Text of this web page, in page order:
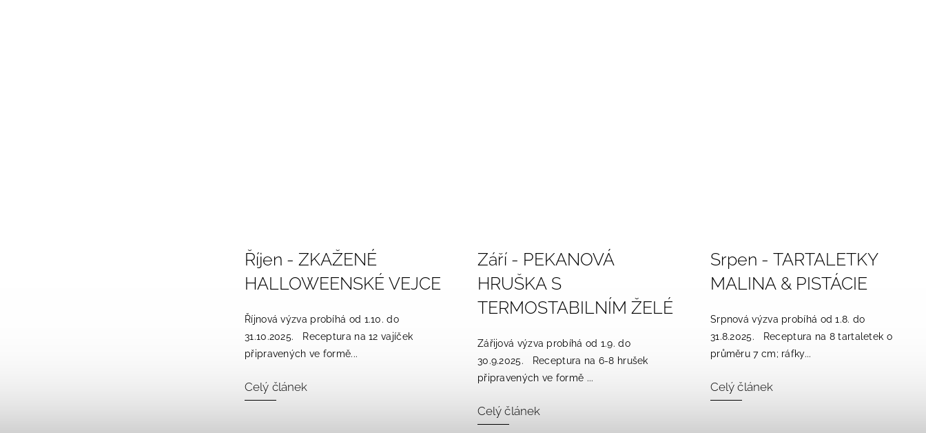
Říjen - ZKAŽENÉ
HALLOWEENSKÉ VEJCE
Říjnová výzva probíhá od 1.10. do
31.10.2025. Receptura na 12 vajíček
připravených ve formě...
Celý článek
Září - PEKANOVÁ
HRUŠKA S
TERMOSTABILNÍM ŽELÉ
Zářijová výzva probíhá od 1.9. do
30.9.2025. Receptura na 6-8 hrušek
připravených ve formě ...
Celý článek
Srpen - TARTALETKY
MALINA & PISTÁCIE
Srpnová výzva probíhá od 1.8. do
31.8.2025. Receptura na 8 tartaletek o
průměru 7 cm; ráfky...
Celý článek